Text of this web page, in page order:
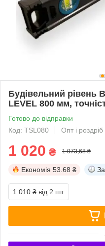
Будівельний рівень
LEVEL 800 мм,
Готово до відправки
Код: TSL080
Опт і роздріб
1 020 ₴ 1 073,68 ₴
Економія 53.68 ₴
1 010 ₴ від 2 шт.